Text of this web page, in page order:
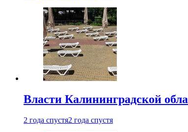
Власти Калининградской
2 года спустя2 года спустя